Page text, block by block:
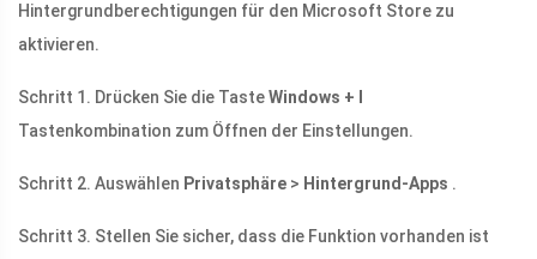
Hintergrundberechtigungen für den Microsoft Store zu
aktivieren.
Schritt 1. Drücken Sie die TasteWindows + I
Tastenkombination zum Öffnen der Einstellungen.
Schritt 2. Auswählen Privatsphäre > Hintergrund-Apps .
Schritt 3. Stellen Sie sicher, dass die Funktion vorhanden ist